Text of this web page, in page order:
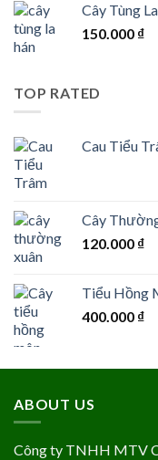
Cây Tùng
150.000 ₫
TOP RATED
Cau Tiểu
Cây
120.000 ₫
Tiểu Hồng
400.000 ₫
ABOUT US
Công ty TNHH MTV